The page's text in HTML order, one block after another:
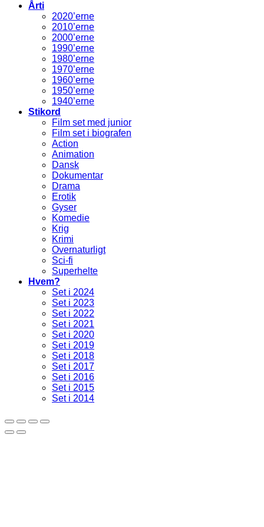
Årti
2020’erne
2010’erne
2000’erne
1990’erne
1980’erne
1970’erne
1960’erne
1950’erne
1940’erne
Stikord
Film set med junior
Film set i biografen
Action
Animation
Dansk
Dokumentar
Drama
Erotik
Gyser
Komedie
Krig
Krimi
Overnaturligt
Sci-fi
Superhelte
Hvem?
Set i 2024
Set i 2023
Set i 2022
Set i 2021
Set i 2020
Set i 2019
Set i 2018
Set i 2017
Set i 2016
Set i 2015
Set i 2014